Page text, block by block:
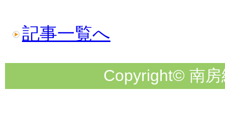
記事一覧へ
Copyright© 南